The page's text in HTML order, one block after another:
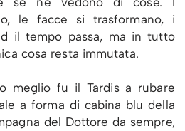
le facce si trasformano, i
il tempo passa, ma in tutto
cosa resta immutata.
meglio fu il Tardis a rubare
a forma di cabina blu della
del Dottore da sempre,